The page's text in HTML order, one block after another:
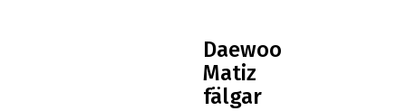
Daewoo
Matiz
fälgar